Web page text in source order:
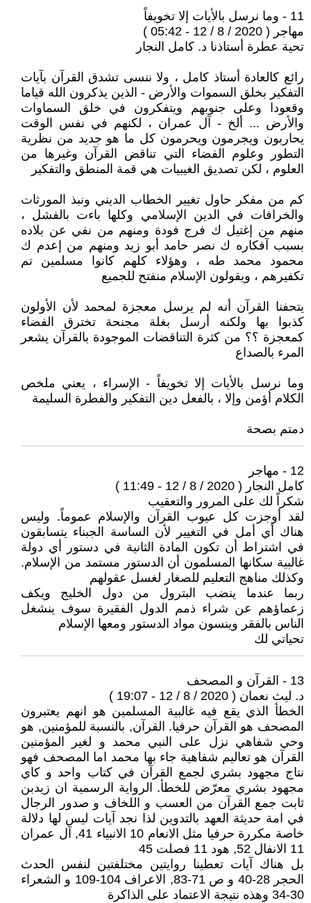
11 - وما نرسل بالأيات إلا تخويفاً
مهاجر ( 2020 / 8 / 12 - 05:42 )
تحية عطرة أستاذنا د. كامل النجار
رائع كالعادة أستاذ كامل ، ولا ننسى تشدق القرآن بآيات
التفكير بخلق السموات والأرض - الذين يذكرون الله قياما
وقعودا وعلى جنوبهم ويتفكرون في خلق السماوات
والأرض ... ألخ - آل عمران ، لكنهم في نفس الوقت
يحاربون ويجرمون ويحرمون كل ما هو جديد من نظرية
التطور وعلوم الفضاء التي تناقض القرآن وغيرها من
العلوم ، لكن تصديق الغيبيات هي قمة المنطق والتفكير
كم من مفكر حاول تغيير الخطاب الديني ونبذ المورثات
والخرافات في الدين الإسلامي وكلها باءت بالفشل ،
منهم من إغتيل ك فرج فودة ومنهم من نفي عن بلاده
بسبب آفكاره ك نصر حامد أبو زيد ومنهم من إعدم ك
محمود محمد طه ، وهؤلاء كلهم كانوا مسلمين تم
تكفيرهم ، ويقولون الإسلام منفتح للجميع
يتحفنا القرآن أنه لم يرسل معجزة لمحمد لأن الأولون
كذبوا بها ولكنه أرسل بغلة مجنحة تخترق الفضاء
كمعجزة ؟؟ من كثرة التناقضات الموجودة بالقرآن يشعر
المرء بالصداع
وما نرسل بالأيات إلا تخويفاً - الإسراء ، يعني ملخص
الكلام أؤمن وإلا ، بالفعل دين التفكير والفطرة السليمة
دمتم بصحة
12 - مهاجر
كامل النجار ( 2020 / 8 / 12 - 11:49 )
شكراً لك على المرور والتعقيب
لقد أوجزت كل عيوب القرآن والإسلام عموماً. وليس
هناك أي أمل في التغيير لأن الساسة الجبناء يتسابقون
في اشتراط أن تكون المادة الثانية في دستور أي دولة
غالبية سكانها المسلمون أن الدستور مستمد من الإسلام.
وكذلك مناهج التعليم للصغار لغسل عقولهم
ربما عندما ينضب البترول من دول الخليج ويكف
زعماؤهم عن شراء ذمم الدول الفقيرة سوف ينشغل
الناس بالفقر وينسون مواد الدستور ومعها الإسلام
تحياتي لك
13 - القرآن و المصحف
د. ليث نعمان ( 2020 / 8 / 12 - 19:07 )
الخطأ الذي يقع فيه غالبية المسلمين هو انهم يعتبرون
المصحف هو القرآن حرفيا. القرآن, بالنسبة للمؤمنين, هو
وحي شفاهي نزل على النبي محمد و لغير المؤمنين
القرآن هو تعاليم شفاهية جاء بها محمد اما المصحف فهو
نتاج مجهود بشري لجمع القرآن في كتاب واحد و كاي
مجهود بشري معرّض للخطأ. الرواية الرسمية ان زيدبن
ثابت جمع القرآن من العسب و اللخاف و صدور الرجال
في امة حديثة العهد بالتدوين لذا نجد آيات ليس لها دلالة
خاصة مكررة حرفيا مثل الانعام 10 الانبياء 41, آل عمران
11 الانفال 52, هود 11 فصلت 45
بل هناك آيات تعطينا روايتين مختلفتين لنفس الحدث
الحجر 28-40 و ص 71-83, الاعراف 104-109 و الشعراء
30-34 وهذه نتيجة الاعتماد على الذاكرة